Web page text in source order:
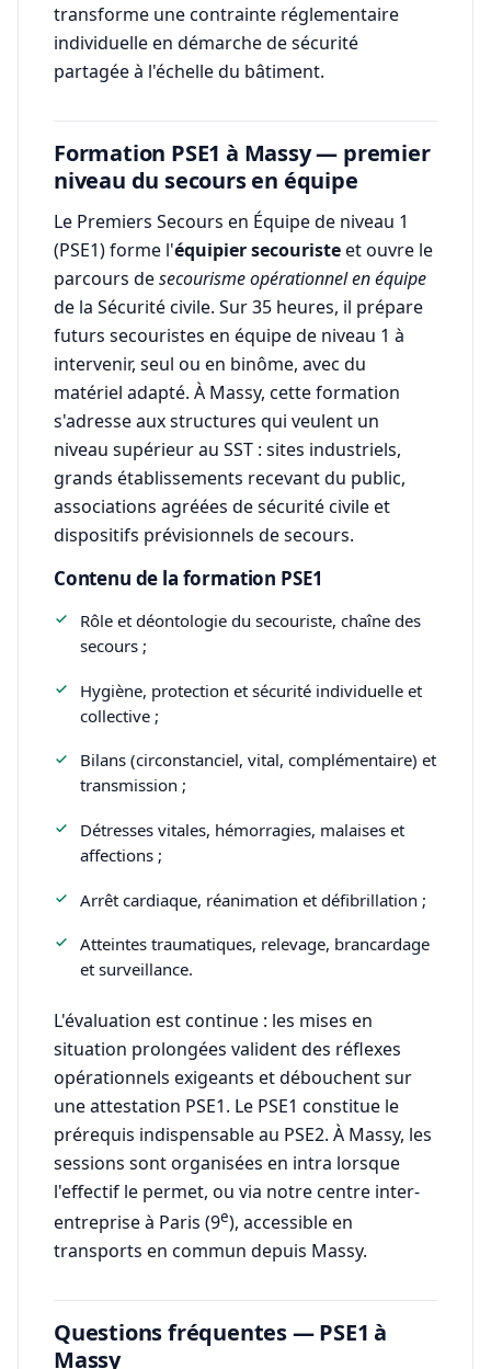
transforme une contrainte réglementaire
individuelle en démarche de sécurité
partagée à l'échelle du bâtiment.
Formation PSE1 à Massy — premier
niveau du secours en équipe
Le Premiers Secours en Équipe de niveau 1
(PSE1) forme l'équipier secouristeet ouvre le
parcours desecourisme opérationnel en équipe
de la Sécurité civile. Sur 35 heures, il prépare
futurs secouristes en équipe de niveau 1 à
intervenir, seul ou en binôme, avec du
matériel adapté. À Massy, cette formation
s'adresse aux structures qui veulent un
niveau supérieur au SST : sites industriels,
grands établissements recevant du public,
associations agréées de sécurité civile et
dispositifs prévisionnels de secours.
Contenu de la formation PSE1
Rôle et déontologie du secouriste, chaîne des
secours ;
Hygiène, protection et sécurité individuelle et
collective ;
Bilans (circonstanciel, vital, complémentaire) et
transmission ;
Détresses vitales, hémorragies, malaises et
affections ;
Arrêt cardiaque, réanimation et défibrillation ;
Atteintes traumatiques, relevage, brancardage
et surveillance.
L'évaluation est continue : les mises en
situation prolongées valident des réflexes
opérationnels exigeants et débouchent sur
une attestation PSE1. Le PSE1 constitue le
prérequis indispensable au PSE2. À Massy, les
sessions sont organisées en intra lorsque
l'effectif le permet, ou via notre centre inter-
entreprise à Paris (9e), accessible en
transports en commun depuis Massy.
Questions fréquentes — PSE1 à
Massy